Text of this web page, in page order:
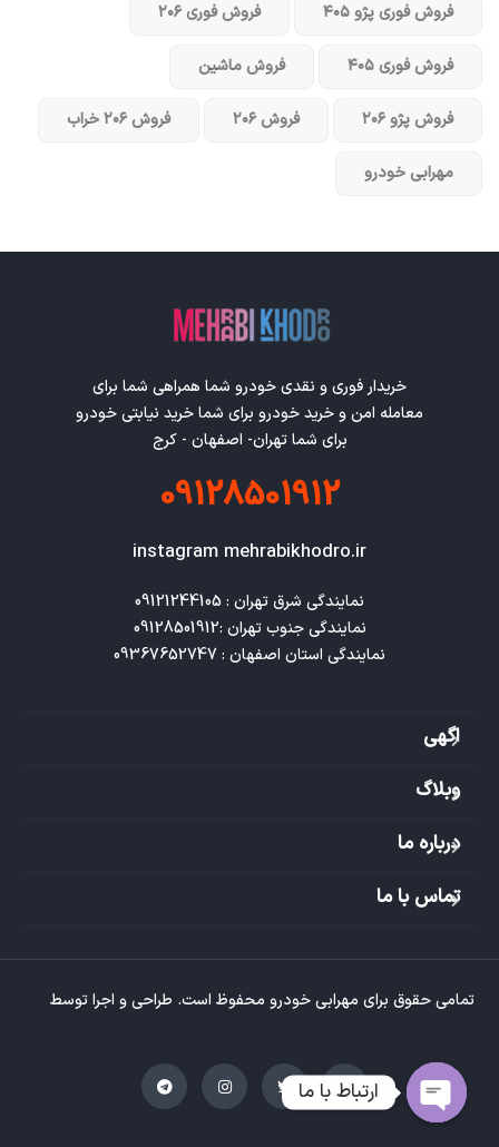
فروش فوری پژو ۴۰۵ فروش فوری ۲۰۶
فروش فوری ۴۰۵ فروش ماشین
فروش پژو ۲۰۶ فروش ۲۰۶ فروش ۲۰۶ خراب
مهرابی خودرو
خریدار فوری و نقدی خودرو شما همراهی شما برای
معامله امن و خرید خودرو برای شما خرید نیابتی خودرو
برای شما تهران- اصفهان - کرج
09128501912
instagram mehrabikhodro.ir
نمایندگی استان اصفهان : 09367652747
اگهی
وبلاگ
درباره ما
تماس با ما
تمامی حقوق برای مهرابی خودرو محفوظ است. طراحی و اجرا توسط
ارتباط با ما